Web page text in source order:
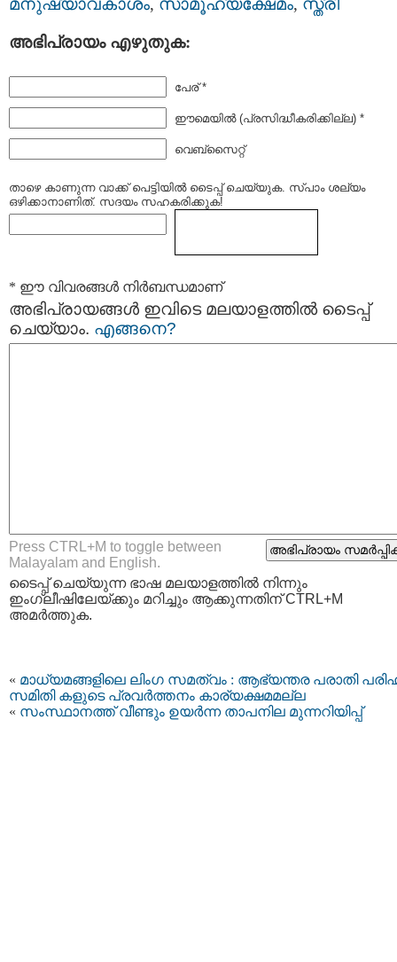
മനുഷ്യാവകാശം, സാമൂഹ്യക്ഷേമം, സ്ത്രീ
അഭിപ്രായം എഴുതുക:
പേര് *
ഈമെയില്‍ (പ്രസിദ്ധീകരിക്കില്ല) *
വെബ്സൈറ്റ്
താഴെ കാണുന്ന വാക്ക് പെട്ടിയില്‍ ടൈപ്പ്‌ ചെയ്യുക. സ്പാം ശല്യം
ഒഴിക്കാനാണിത്. സദയം സഹകരിക്കുക!
* ഈ വിവരങ്ങള്‍ നിര്‍ബന്ധമാണ്
അഭിപ്രായങ്ങള്‍ ഇവിടെ മലയാളത്തില്‍ ടൈപ്പ്
ചെയ്യാം. എങ്ങനെ?
Press CTRL+M to toggle between
Malayalam and English.
ടൈപ്പ്‌ ചെയ്യുന്ന ഭാഷ മലയാളത്തില്‍ നിന്നും
ഇംഗ്ലീഷിലേയ്ക്കും മറിച്ചും ആക്കുന്നതിന് CTRL+M
അമര്‍ത്തുക.
« മാധ്യമങ്ങളിലെ ലിംഗ സമത്വം : ആഭ്യന്തര പരാതി
സമിതി കളുടെ പ്രവർത്തനം കാര്യക്ഷമമല്ല
« സംസ്ഥാനത്ത് വീണ്ടും ഉയര്‍ന്ന താപനില മുന്നറിയിപ്പ്